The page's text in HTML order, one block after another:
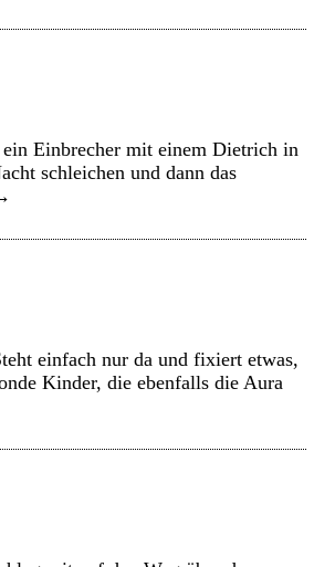
Einbrecher mit einem Dietrich in
schleichen und dann das
einfach nur da und fixiert etwas,
Kinder, die ebenfalls die Aura